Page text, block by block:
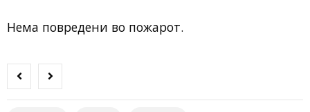
Нема повредени во пожарот.